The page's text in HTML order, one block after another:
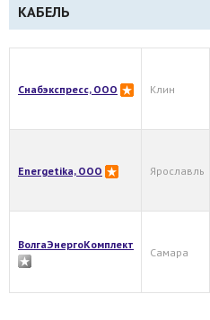
КАБЕЛЬ
Снабэкспресс, ООО Клин
Energetika, OOO Ярославль
ВолгаЭнергоКомплект
Самара